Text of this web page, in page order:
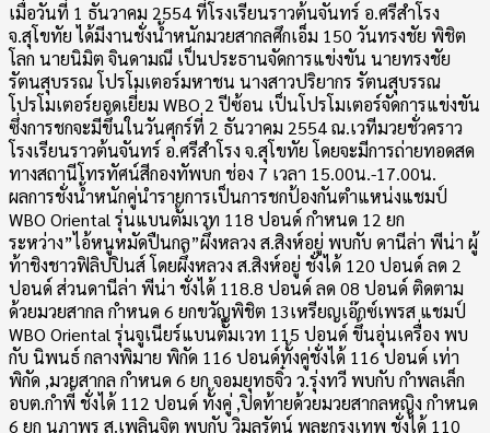
เมื่อวันที่ 1 ธันวาคม 2554 ที่โรงเรียนราวต้นจันทร์ อ.ศรีสำโรง
จ.สุโขทัย ได้มีงานชั่งน้ำหนักมวยสากลศึกเอ็ม 150 วันทรงชัย พิชิต
โลก นายนิมิต จินดามณี เป็นประธานจัดการแข่งขัน นายทรงชัย
รัตนสุบรรณ โปรโมเตอร์มหาชน นางสาวปริยากร รัตนสุบรรณ
โปรโมเตอร์ยอดเยี่ยม WBO 2 ปีซ้อน เป็นโปรโมเตอร์จัดการแข่งขัน
ซึ่งการชกจะมีขึ้นในวันศุกร์ที่ 2 ธันวาคม 2554 ณ.เวทีมวยชั่วคราว
โรงเรียนราวต้นจันทร์ อ.ศรีสำโรง จ.สุโขทัย โดยจะมีการถ่ายทอดสด
ทางสถานีโทรทัศน์สีกองทัพบก ช่อง 7 เวลา 15.00น.-17.00น.
ผลการชั่งน้ำหนักคู่นำรายการเป็นการชกป้องกันตำแหน่งแชมป์
WBO Oriental รุ่นแบนตั้มเวท 118 ปอนด์ กำหนด 12 ยก
ระหว่าง”ไอ้หนูหมัดปืนกล”ผึ้งหลวง ส.สิงห์อยู่ พบกับ ดานีล่า พีน่า ผู้
ท้าชิงชาวฟิลิปปินส์ โดยผึ้งหลวง ส.สิงห์อยู่ ชั่งได้ 120 ปอนด์ ลด 2
ปอนด์ ส่วนดานีล่า พีน่า ชั่งได้ 118.8 ปอนด์ ลด 08 ปอนด์ ติดตาม
ด้วยมวยสากล กำหนด 6 ยกขวัญพิชิต 13เหรียญเอ๊กซ์เพรส แชมป์
WBO Oriental รุ่นจูเนียร์แบนตั้มเวท 115 ปอนด์ ขึ้นอุ่นเครื่อง พบ
กับ นิพนธ์ กลางพิมาย พิกัด 116 ปอนด์ทั้งคู่ชั่งได้ 116 ปอนด์ เท่า
พิกัด ,มวยสากล กำหนด 6 ยก จอมยุทธจิ๋ว ว.รุ่งทวี พบกับ กำพลเล็ก
อบต.กำพี้ ชั่งได้ 112 ปอนด์ ทั้งคู่ ,ปิดท้ายด้วยมวยสากลหญิง กำหนด
6 ยก นภาพร ส.เพลินจิต พบกับ วิมลรัตน์ พละกรุงเทพ ชั่งได้ 110